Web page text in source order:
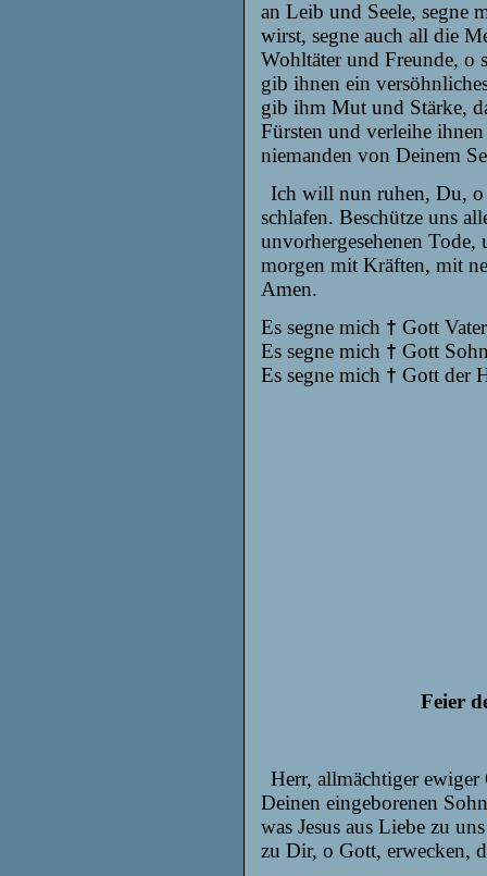
an Leib und Seele, segne
wirst, segne auch all die
Wohltäter und Freunde, o
gib ihnen ein
gib ihm Mut und Stärke,
Fürsten und verleihe
niemanden von Deinem
Ich will nun ruhen, Du,
schlafen. Beschütze uns
unvorhergesehenen
morgen mit Kräften, mit
Amen.
Es segne mich † Gott
Es segne mich † Gott
Es segne mich † Gott der
Feier
Herr, allmächtiger
Deinen eingeborenen
was Jesus aus Liebe zu
zu Dir, o Gott, erwecken,